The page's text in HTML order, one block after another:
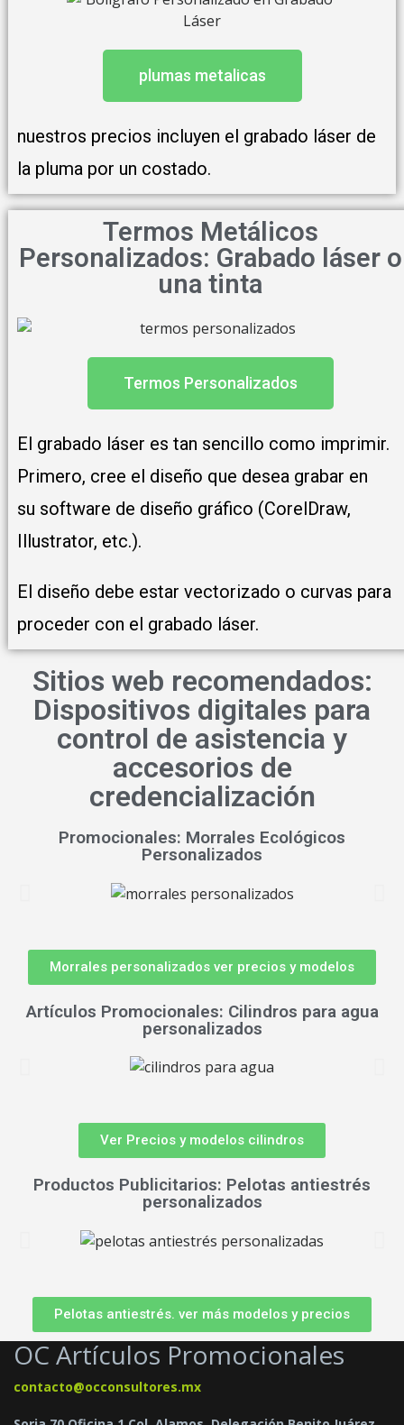
plumas metalicas
nuestros precios incluyen el grabado láser de
la pluma por un costado.
Termos Metálicos
Personalizados: Grabado láser o
una tinta
Termos Personalizados
El grabado láser es tan sencillo como imprimir.
Primero, cree el diseño que desea grabar en
su software de diseño gráfico (CorelDraw,
Illustrator, etc.).
El diseño debe estar vectorizado o curvas para
proceder con el grabado láser.
Sitios web recomendados:
Dispositivos digitales para
control de asistencia y
accesorios de
credencialización
Promocionales: Morrales Ecológicos
Personalizados
Morrales personalizados ver precios y modelos
Artículos Promocionales: Cilindros para agua
personalizados
Ver Precios y modelos cilindros
Productos Publicitarios: Pelotas antiestrés
personalizados
Pelotas antiestrés. ver más modelos y precios
OC Artículos Promocionales
contacto@occonsultores.mx